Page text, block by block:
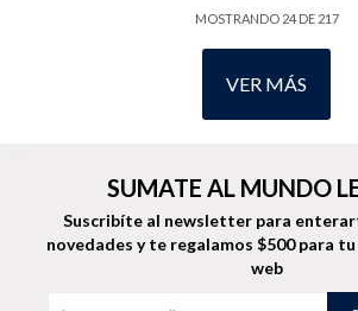
MOSTRANDO 24DE 217
VER MÁS
SUMATE AL MUNDO
Suscribíte al newsletter para
novedades y te regalamos $500 para
web